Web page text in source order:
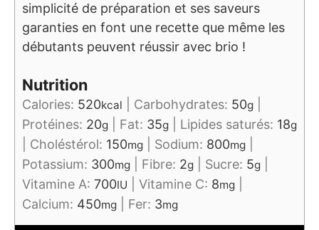
simplicité de préparation et ses saveurs
garanties en font une recette que même les
débutants peuvent réussir avec brio !
Nutrition
Calories: 520kcal Carbohydrates: 50g
Protéines: 20g Fat: 35g Lipides saturés: 18g
Choléstérol: 150mg Sodium: 800mg
Potassium: 300mg Fibre: 2g Sucre: 5g
Vitamine A: 700IU Vitamine C: 8mg
Calcium: 450mg Fer: 3mg